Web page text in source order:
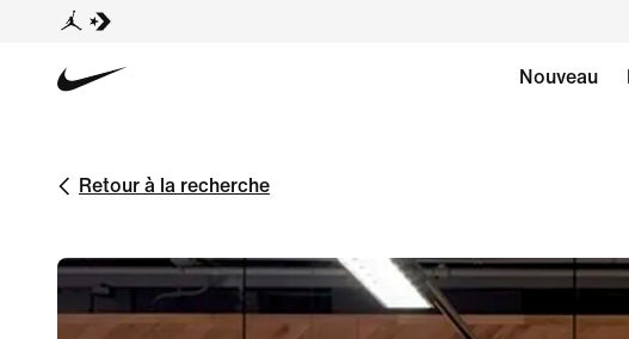
Nouveau
Retour à la recherche